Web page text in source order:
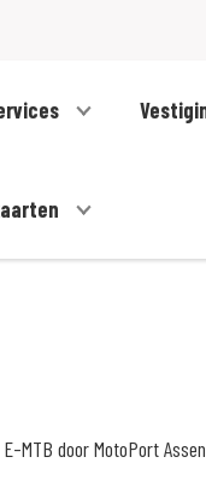
MTB door MotoPort